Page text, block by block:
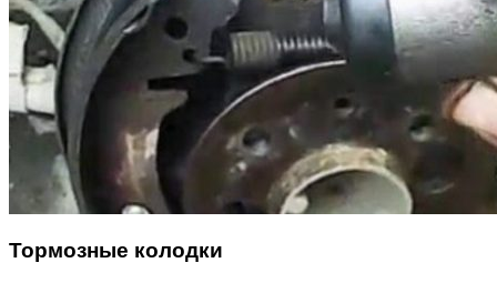
Тормозные колодки